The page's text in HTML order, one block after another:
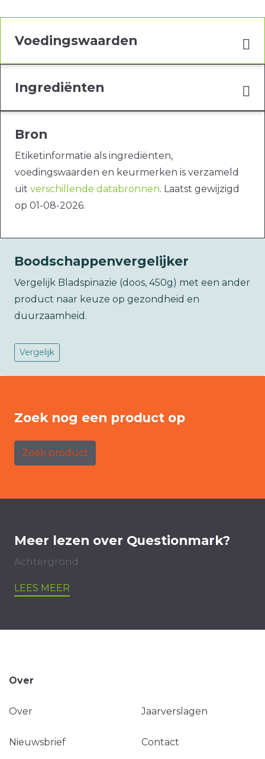
Voedingswaarden
Ingrediënten
Bron
Etiketinformatie als ingrediënten,
voedingswaarden en keurmerken is verzameld
uit verschillende databronnen. Laatst gewijzigd
op 01-08-2026.
Boodschappenvergelijker
Vergelijk Bladspinazie (doos, 450g) met een ander
product naar keuze op gezondheid en
duurzaamheid.
Vergelijk
Zoek nog een product op
Zoek product
Meer lezen over Questionmark?
Achtergrond
LEES MEER
Over
Over Jaarverslagen
Nieuwsbrief Contact